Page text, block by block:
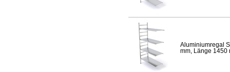
Aluminiumregal
mm, Länge 1450